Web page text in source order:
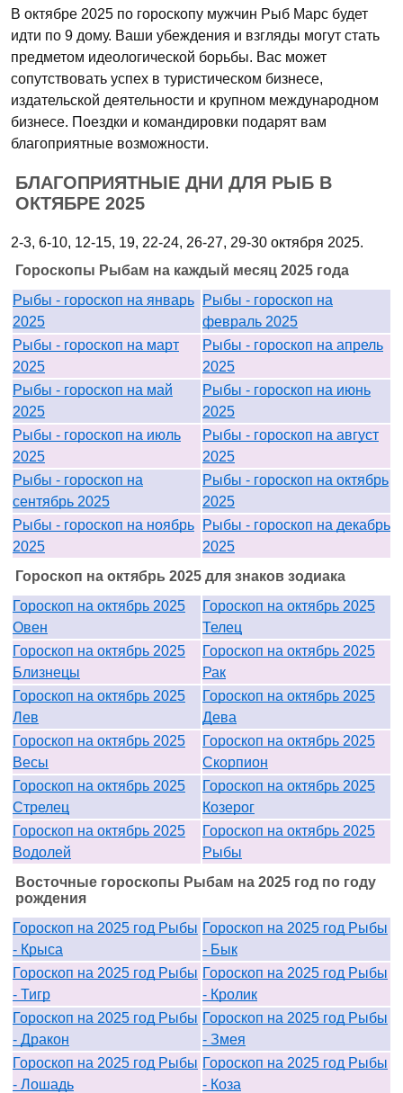
В октябре 2025 по гороскопу мужчин Рыб Марс будет
идти по 9 дому. Ваши убеждения и взгляды могут стать
предметом идеологической борьбы. Вас может
сопутствовать успех в туристическом бизнесе,
издательской деятельности и крупном международном
бизнесе. Поездки и командировки подарят вам
благоприятные возможности.
БЛАГОПРИЯТНЫЕ ДНИ ДЛЯ РЫБ В
ОКТЯБРЕ 2025
2-3, 6-10, 12-15, 19, 22-24, 26-27, 29-30 октября 2025.
Гороскопы Рыбам на каждый месяц 2025 года
Рыбы - гороскоп на январь
2025
Рыбы - гороскоп на
февраль 2025
Рыбы - гороскоп на март
2025
Рыбы - гороскоп на апрель
2025
Рыбы - гороскоп на май
2025
Рыбы - гороскоп на июнь
2025
Рыбы - гороскоп на июль
2025
Рыбы - гороскоп на август
2025
Рыбы - гороскоп на
сентябрь 2025
Рыбы - гороскоп на октябрь
2025
Рыбы - гороскоп на ноябрь
2025
Рыбы - гороскоп на декабрь
2025
Гороскоп на октябрь 2025 для знаков зодиака
Гороскоп на октябрь 2025
Овен
Гороскоп на октябрь 2025
Телец
Гороскоп на октябрь 2025
Близнецы
Гороскоп на октябрь 2025
Рак
Гороскоп на октябрь 2025
Лев
Гороскоп на октябрь 2025
Дева
Гороскоп на октябрь 2025
Весы
Гороскоп на октябрь 2025
Скорпион
Гороскоп на октябрь 2025
Стрелец
Гороскоп на октябрь 2025
Козерог
Гороскоп на октябрь 2025
Водолей
Гороскоп на октябрь 2025
Рыбы
Восточные гороскопы Рыбам на 2025 год по году
рождения
Гороскоп на 2025 год Рыбы
- Крыса
Гороскоп на 2025 год Рыбы
- Бык
Гороскоп на 2025 год Рыбы
- Тигр
Гороскоп на 2025 год Рыбы
- Кролик
Гороскоп на 2025 год Рыбы
- Дракон
Гороскоп на 2025 год Рыбы
- Змея
Гороскоп на 2025 год Рыбы
- Лошадь
Гороскоп на 2025 год Рыбы
- Коза